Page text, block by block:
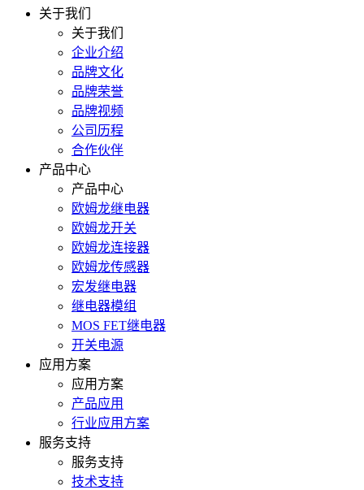
关于我们
关于我们
企业介绍
品牌文化
品牌荣誉
品牌视频
公司历程
合作伙伴
产品中心
产品中心
欧姆龙继电器
欧姆龙开关
欧姆龙连接器
欧姆龙传感器
宏发继电器
继电器模组
MOS FET继电器
开关电源
应用方案
应用方案
产品应用
行业应用方案
服务支持
服务支持
技术支持